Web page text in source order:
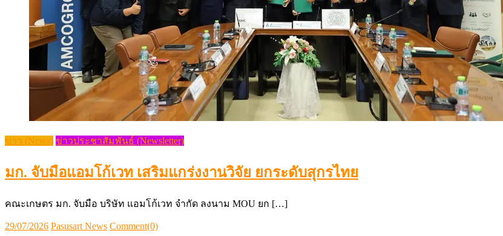
ข่าว (News) ข่าวประชาสัมพันธ์ (Newsletter)
มก. จับมือแอมโก้เวท เสริมแกร่งงานวิจัย ยกระดับสุกรไทย
คณะเกษตร มก. จับมือ บริษัท แอมโก้เวท จำกัด ลงนาม MOU ยก […]
Posted
29/07/2026 Author
Pasusart News Comment(0)